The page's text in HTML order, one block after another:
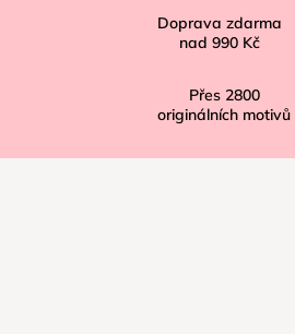
Doprava zdarma
nad 990 Kč
Přes 2800
originálních motivů